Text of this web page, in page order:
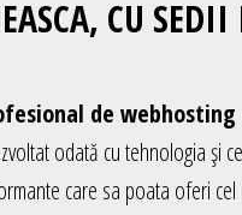
CU
de webhosting
odată cu tehnologia și
care sa poata oferi